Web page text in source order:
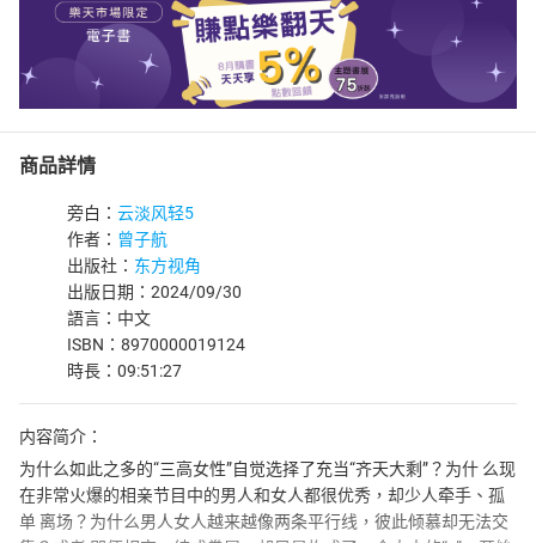
商品詳情
旁白： 云淡风轻5
作者： 曾子航
出版社： 东方视角
出版日期：2024/09/30
語言：中文
ISBN：8970000019124
時長：09:51:27
内容简介：
为什么如此之多的“三高女性”自觉选择了充当“齐天大剩”？为什 么现
在非常火爆的相亲节目中的男人和女人都很优秀，却少人牵手、孤
单 离场？为什么男人女人越来越像两条平行线，彼此倾慕却无法交